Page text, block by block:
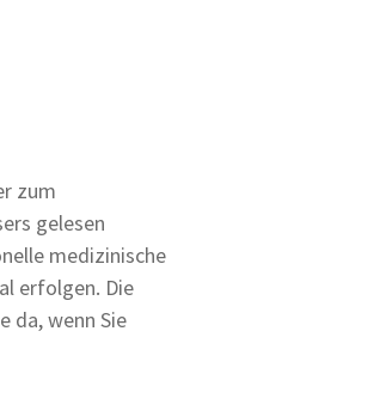
zum
gelesen
medizinische
erfolgen. Die
da, wenn Sie